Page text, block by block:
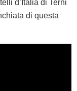
d’Italia di Terni
di questa